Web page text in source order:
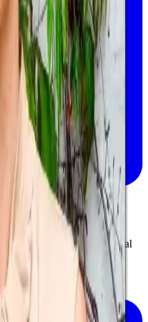
desarrollos inmobiliarios
más de 50 design sprints
35% de crecimiento mensual